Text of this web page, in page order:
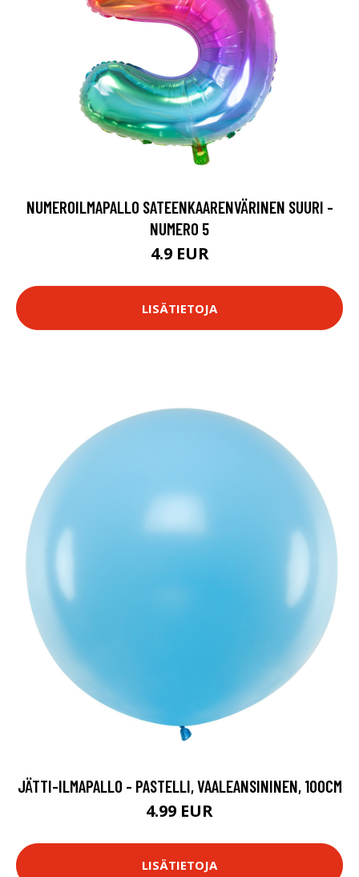
NUMEROILMAPALLO SATEENKAARENVÄRINEN SUURI -
NUMERO 5
4.9 EUR
LISÄTIETOJA
JÄTTI-ILMAPALLO - PASTELLI, VAALEANSININEN, 100CM
4.99 EUR
LISÄTIETOJA